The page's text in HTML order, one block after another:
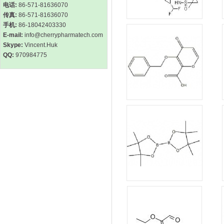
电话: 86-571-81636070
传真: 86-571-81636070
手机: 86-18042403330
E-mail: info@cherrypharmatech.com
Skype: Vincent.Huk
QQ: 970984775